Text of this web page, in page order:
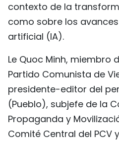
中文
РУССКИЙ
contexto de la
como sobre los
artificial (IA).
Le Quoc Minh, miembro
Partido Comunista de
presidente-editor del
(Pueblo), subjefe de la
Propaganda y
Comité Central del PCV